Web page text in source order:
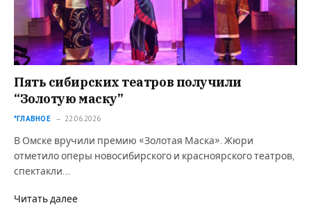
Пять сибирских театров получили
“Золотую маску”
*ГЛАВНОЕ 22.06.2026
В Омске вручили премию «Золотая Маска». Жюри
отметило оперы новосибирского и красноярского театров,
спектакли…
Читать далее